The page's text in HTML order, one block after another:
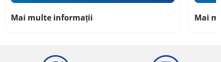
Mai multe informații Mai